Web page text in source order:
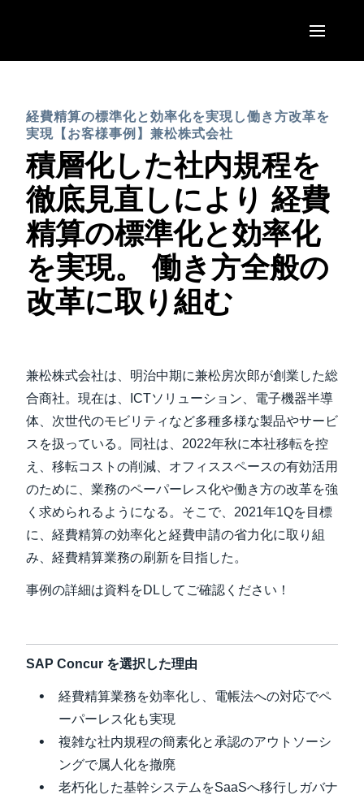
United States (English)
Canada (English)
Canada (Français)
México (Español)
Brasil (Português)
EUROPE
United Kingdom (English)
France (Français)
Deutschland (Deutsch)
Italia (Italiano)
Nederlands (English)
Finland (English)
Belgium (English)
España (Español)
Norway (English)
ASIA PACIFIC
Australia (English)
India (English)
日本（日本語)
Singapore (English)
経費精算の標準化と効率化を実現し働き方改革を
実現【お客様事例】兼松株式会社
積層化した社内規程を
徹底見直しにより 経費
精算の標準化と効率化
を実現。 働き方全般の
改革に取り組む
兼松株式会社は、明治中期に兼松房次郎が創業した総
合商社。現在は、ICTソリューション、電子機器半導
体、次世代のモビリティなど多種多様な製品やサービ
スを扱っている。同社は、2022年秋に本社移転を控
え、移転コストの削減、オフィススペースの有効活用
のために、業務のペーパーレス化や働き方の改革を強
く求められるようになる。そこで、2021年1Qを目標
に、経費精算の効率化と経費申請の省力化に取り組
み、経費精算業務の刷新を目指した。
事例の詳細は資料をDLしてご確認ください！
SAP Concur を選択した理由
経費精算業務を効率化し、電帳法への対応でペ
ーパーレス化も実現
複雑な社内規程の簡素化と承認のアウトソーシ
ングで属人化を撤廃
老朽化した基幹システムをSaaSへ移行しガバナ